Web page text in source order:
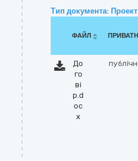
Тип документа:
ФАЙЛ
До
го
ві
р.d
oc
x